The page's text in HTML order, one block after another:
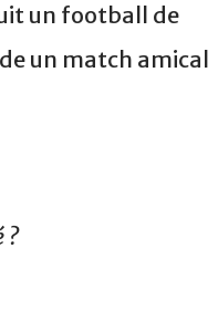
un football de
un match amical
?